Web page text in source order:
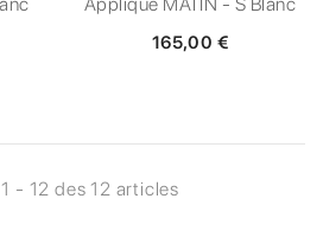
165,00 €
- 12 des 12 articles